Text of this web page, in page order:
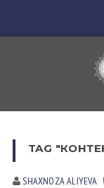
TAG
SHAXNOZA ALIYEVA